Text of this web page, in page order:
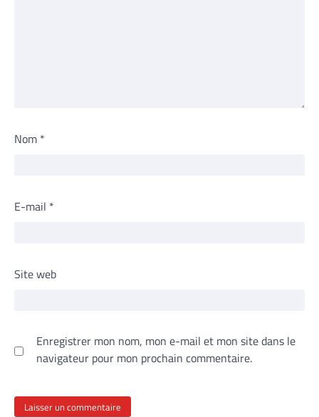
Nom *
E-mail *
Site web
Enregistrer mon nom, mon e-mail et mon site dans le
navigateur pour mon prochain commentaire.